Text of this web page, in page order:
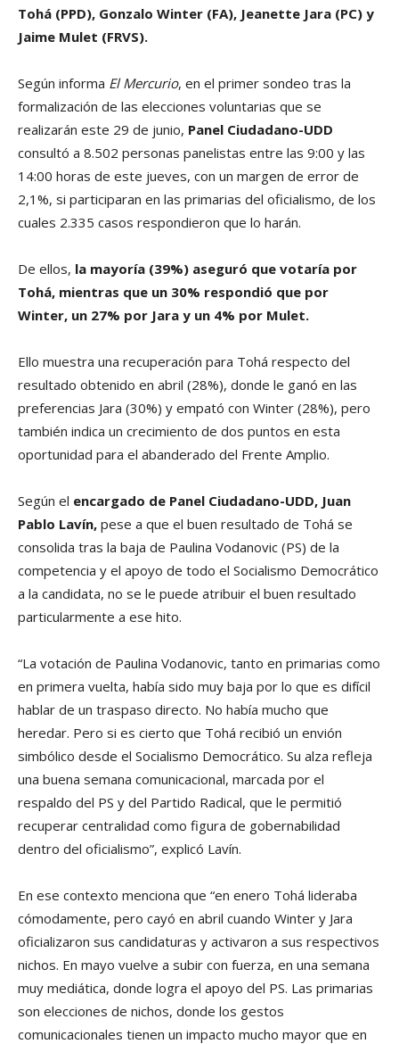
Tohá (PPD), Gonzalo Winter (FA), Jeanette Jara (PC) y
Jaime Mulet (FRVS).
Según informa El Mercurio, en el primer sondeo tras la
formalización de las elecciones voluntarias que se
realizarán este 29 de junio, Panel Ciudadano-UDD
consultó a 8.502 personas panelistas entre las 9:00 y las
14:00 horas de este jueves, con un margen de error de
2,1%, si participaran en las primarias del oficialismo, de los
cuales 2.335 casos respondieron que lo harán.
De ellos, la mayoría (39%) aseguró que votaría por
Tohá, mientras que un 30% respondió que por
Winter, un 27% por Jara y un 4% por Mulet.
Ello muestra una recuperación para Tohá respecto del
resultado obtenido en abril (28%), donde le ganó en las
preferencias Jara (30%) y empató con Winter (28%), pero
también indica un crecimiento de dos puntos en esta
oportunidad para el abanderado del Frente Amplio.
Según el encargado de Panel Ciudadano-UDD, Juan
Pablo Lavín, pese a que el buen resultado de Tohá se
consolida tras la baja de Paulina Vodanovic (PS) de la
competencia y el apoyo de todo el Socialismo Democrático
a la candidata, no se le puede atribuir el buen resultado
particularmente a ese hito.
“La votación de Paulina Vodanovic, tanto en primarias como
en primera vuelta, había sido muy baja por lo que es difícil
hablar de un traspaso directo. No había mucho que
heredar. Pero si es cierto que Tohá recibió un envión
simbólico desde el Socialismo Democrático. Su alza refleja
una buena semana comunicacional, marcada por el
respaldo del PS y del Partido Radical, que le permitió
recuperar centralidad como figura de gobernabilidad
dentro del oficialismo”, explicó Lavín.
En ese contexto menciona que “en enero Tohá lideraba
cómodamente, pero cayó en abril cuando Winter y Jara
oficializaron sus candidaturas y activaron a sus respectivos
nichos. En mayo vuelve a subir con fuerza, en una semana
muy mediática, donde logra el apoyo del PS. Las primarias
son elecciones de nichos, donde los gestos
comunicacionales tienen un impacto mucho mayor que en